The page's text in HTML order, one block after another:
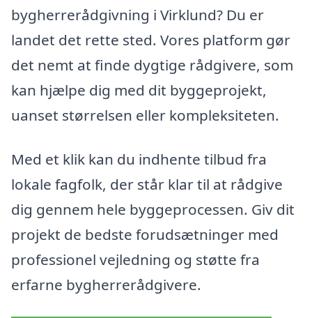
bygherrerådgivning i Virklund? Du er
landet det rette sted. Vores platform gør
det nemt at finde dygtige rådgivere, som
kan hjælpe dig med dit byggeprojekt,
uanset størrelsen eller kompleksiteten.
Med et klik kan du indhente tilbud fra
lokale fagfolk, der står klar til at rådgive
dig gennem hele byggeprocessen. Giv dit
projekt de bedste forudsætninger med
professionel vejledning og støtte fra
erfarne bygherrerådgivere.